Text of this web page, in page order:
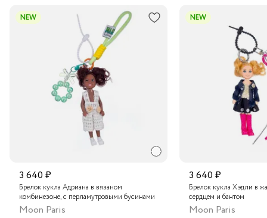
гарантирует долговечность и сохранение внешнего вида
даже при активном использовании. Удобный карабин
позволяет легко прикрепить брелок к ключам, сумке или
В пункт выдачи заказов Boxberry
Транспортной компанией по России
Подробнее о сроках доставки
NEW
3 640 ₽
Брелок кукла Адриана в вязаном
комбинезоне, с перламутровыми бусинами
Moon Paris
NEW
3 640 ₽
Брелок кукла Хэдли в
сердцем и бантом
Moon Paris